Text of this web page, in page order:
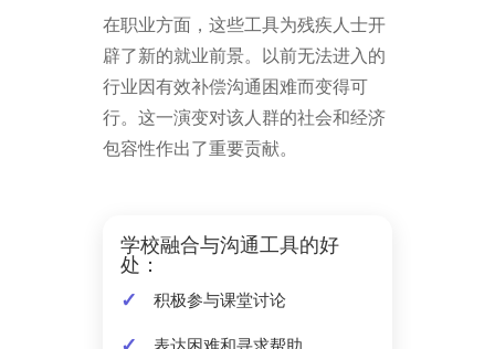
在职业方面，这些工具为残疾人士开
辟了新的就业前景。以前无法进入的
行业因有效补偿沟通困难而变得可
行。这一演变对该人群的社会和经济
包容性作出了重要贡献。
学校融合与沟通工具的好
处：
积极参与课堂讨论